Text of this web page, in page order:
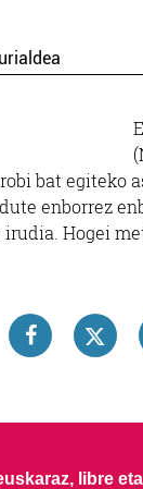
bat egiteko
enborrez
Hogei
libre